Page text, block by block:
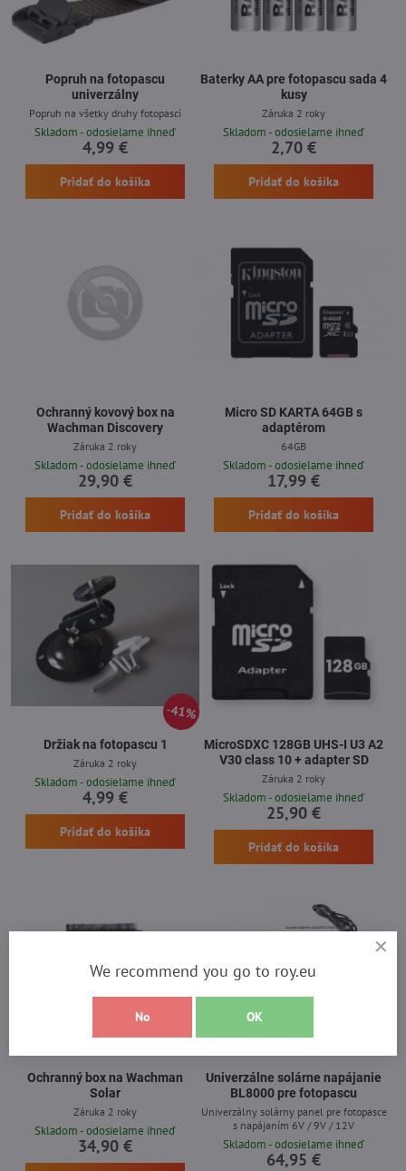
Popruh na fotopascu
univerzálny
Popruh na všetky druhy fotopascí
Skladom - odosielame ihneď
4,99 €
Pridať do košíka
Baterky AA pre fotopascu sada 4
kusy
Záruka 2 roky
Skladom - odosielame ihneď
2,70 €
Pridať do košíka
Ochranný kovový box na
Wachman Discovery
Záruka 2 roky
Skladom - odosielame ihneď
29,90 €
Pridať do košíka
Micro SD KARTA 64GB s
adaptérom
64GB
Skladom - odosielame ihneď
17,99 €
Pridať do košíka
41%
Držiak na fotopascu 1
Záruka 2 roky
Skladom - odosielame ihneď
4,99 €
Pridať do košíka
MicroSDXC 128GB UHS-I U3 A2
V30 class 10 + adapter SD
Záruka 2 roky
Skladom - odosielame ihneď
25,90 €
Pridať do košíka
Ochranný box na Wachman
Solar
Záruka 2 roky
Skladom - odosielame ihneď
34,90 €
Univerzálne solárne napájanie
BL8000 pre fotopascu
Univerzálny solárny panel pre fotopasce
s napájaním 6V / 9V / 12V
Skladom - odosielame ihneď
64,95 €
We recommend you go to roy.eu
No OK